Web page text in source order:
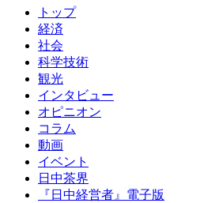
トップ
経済
社会
科学技術
観光
インタビュー
オピニオン
コラム
動画
イベント
日中茶界
『日中経営者』電子版